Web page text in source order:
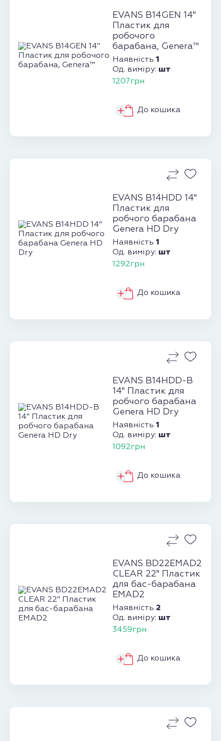
EVANS B14GEN 14"
Пластик для
робочого
барабана, Genera™
Наявність 1
Од. виміру: шт
1207грн
До кошика
EVANS B14HDD 14"
Пластик для
робчого барабана
Genera HD Dry
Наявність 1
Од. виміру: шт
1292грн
До кошика
EVANS B14HDD-B
14" Пластик для
робчого барабана
Genera HD Dry
Наявність 1
Од. виміру: шт
1092грн
До кошика
EVANS BD22EMAD2
CLEAR 22" Пластик
для бас-барабана
EMAD2
Наявність 2
Од. виміру: шт
3459грн
До кошика